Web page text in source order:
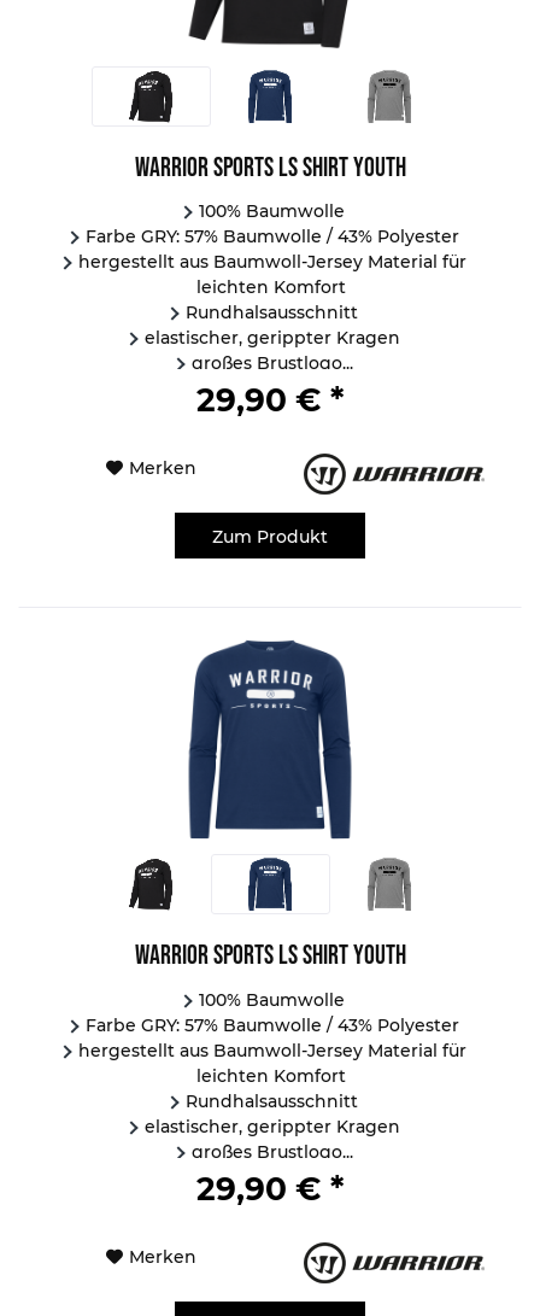
Warrior Sports LS Shirt Youth
100% Baumwolle
Farbe GRY: 57% Baumwolle / 43% Polyester
hergestellt aus Baumwoll-Jersey Material für
leichten Komfort
Rundhalsausschnitt
elastischer, gerippter Kragen
großes Brustlogo...
29,90 € *
Merken
Zum Produkt
Warrior Sports LS Shirt Youth
100% Baumwolle
Farbe GRY: 57% Baumwolle / 43% Polyester
hergestellt aus Baumwoll-Jersey Material für
leichten Komfort
Rundhalsausschnitt
elastischer, gerippter Kragen
großes Brustlogo...
29,90 € *
Merken